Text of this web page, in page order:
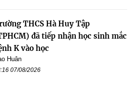
THCS Hà Huy Tập
đã tiếp nhận học sinh mắc
K vào học
Huân
07/08/2026